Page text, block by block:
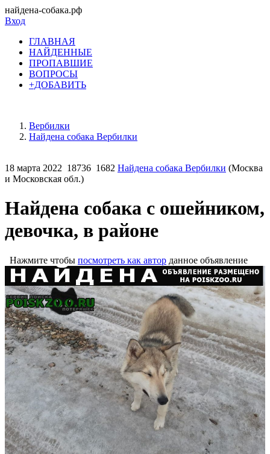
найдена-собака.рф
Вход
ГЛАВНАЯ
НАЙДЕННЫЕ
ПРОПАВШИЕ
ВОПРОСЫ
+ДОБАВИТЬ
Вербилки
Найдена собака Вербилки
18 марта 2022 18736 1682 Найдена собака Вербилки (Москва
и Московская обл.)
Найдена собака с ошейником,
девочка, в районе
Нажмите чтобы посмотреть как автор данное объявление